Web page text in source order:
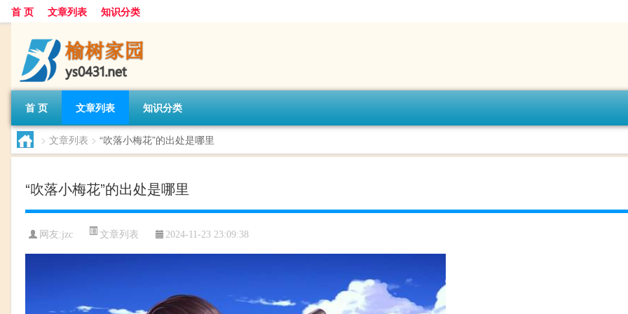
首 页 文章列表 知识分类
首 页 文章列表 知识分类
> 文章列表 > “吹落小梅花”的出处是哪里
“吹落小梅花”的出处是哪里
网友:jzc 文章列表 2024-11-23 23:09:38